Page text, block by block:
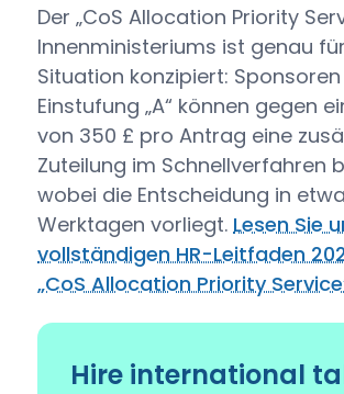
Der „CoS Allocation Priority
Innenministeriums ist genau
Situation konzipiert:
Einstufung „A“ können gegen
von 350 £ pro Antrag eine
Zuteilung im Schnellverfahren
wobei die Entscheidung in
Werktagen vorliegt. Lesen Sie
vollständigen HR-Leitfaden
„CoS Allocation Priority
Hire international